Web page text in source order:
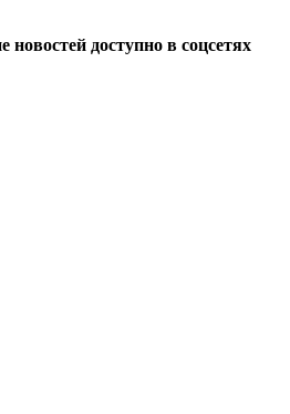
новостей доступно в соцсетях